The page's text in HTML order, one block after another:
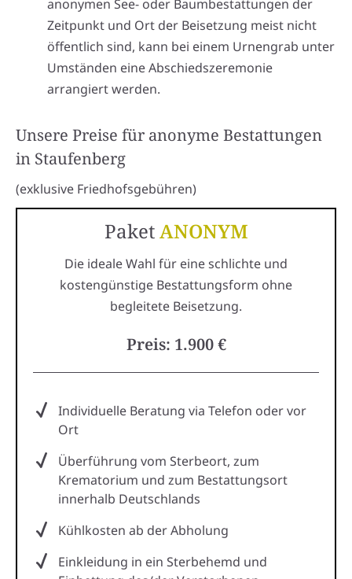
anonymen See- oder Baumbestattungen der
Zeitpunkt und Ort der Beisetzung meist nicht
öffentlich sind, kann bei einem Urnengrab unter
Umständen eine Abschiedszeremonie
arrangiert werden.
Unsere Preise für anonyme Bestattungen
in Staufenberg
(exklusive Friedhofsgebühren)
PaketANONYM
Die ideale Wahl für eine schlichte und
kostengünstige Bestattungsform ohne
begleitete Beisetzung.
Preis: 1.900 €
Individuelle Beratung via Telefon oder vor
Ort
Überführung vom Sterbeort, zum
Krematorium und zum Bestattungsort
innerhalb Deutschlands
Kühlkosten ab der Abholung
Einkleidung in ein Sterbehemd und